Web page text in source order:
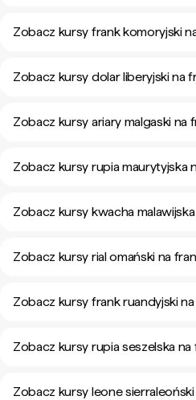
Zobacz kursy frank komoryjski
Zobacz kursy dolar liberyjski na
Zobacz kursy ariary malgaski na
Zobacz kursy rupia maurytyjska
Zobacz kursy kwacha
Zobacz kursy rial omański na
Zobacz kursy frank ruandyjski
Zobacz kursy rupia seszelska na
Zobacz kursy leone